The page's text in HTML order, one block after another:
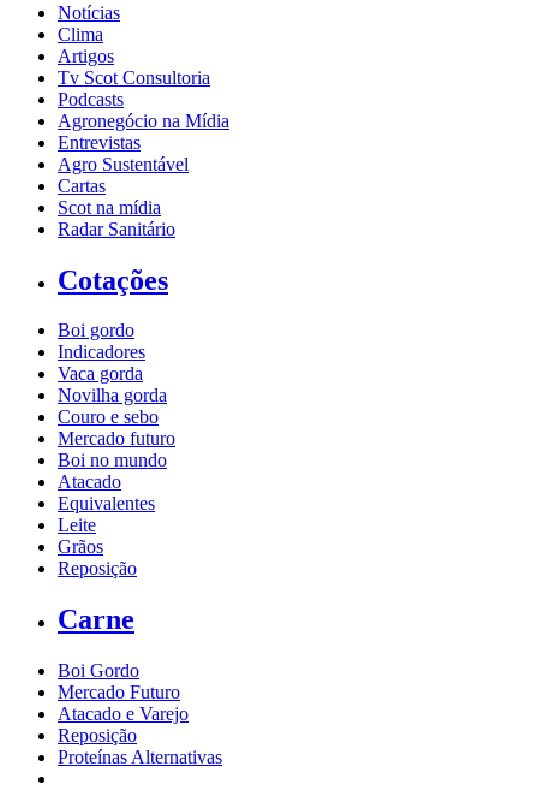
Notícias
Clima
Artigos
Tv Scot Consultoria
Podcasts
Agronegócio na Mídia
Entrevistas
Agro Sustentável
Cartas
Scot na mídia
Radar Sanitário
Cotações
Boi gordo
Indicadores
Vaca gorda
Novilha gorda
Couro e sebo
Mercado futuro
Boi no mundo
Atacado
Equivalentes
Leite
Grãos
Reposição
Carne
Boi Gordo
Mercado Futuro
Atacado e Varejo
Reposição
Proteínas Alternativas